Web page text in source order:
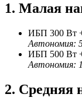
1. Малая
ИБП 300 Вт
Автономия:
ИБП 500 Вт
Автономия:
2. Средняя